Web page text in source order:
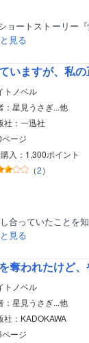
ョートストーリー
見る
トノベル
：星見うさぎ...他
社：一迅社
ージ
入：1,300ポイント
（2）
合っていたことを
見る
トノベル
：星見うさぎ...他
社：KADOKAWA
ージ